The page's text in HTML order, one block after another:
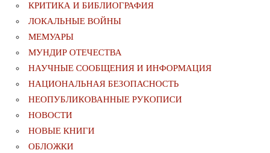
КРИТИКА И БИБЛИОГРАФИЯ
ЛОКАЛЬНЫЕ ВОЙНЫ
МЕМУАРЫ
МУНДИР ОТЕЧЕСТВА
НАУЧНЫЕ СООБЩЕНИЯ И ИНФОРМАЦИЯ
НАЦИОНАЛЬНАЯ БЕЗОПАСНОСТЬ
НЕОПУБЛИКОВАННЫЕ РУКОПИСИ
НОВОСТИ
НОВЫЕ КНИГИ
ОБЛОЖКИ